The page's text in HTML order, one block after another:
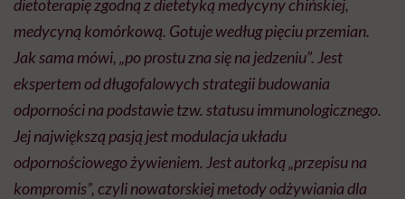
dietoterapię zgodną z dietetyką medycyny chińskiej,
medycyną komórkową. Gotuje według pięciu przemian.
Jak sama mówi, „po prostu zna się na jedzeniu”. Jest
ekspertem od długofalowych strategii budowania
odporności na podstawie tzw. statusu immunologicznego.
Jej największą pasją jest modulacja układu
odpornościowego żywieniem. Jest autorką „przepisu na
kompromis”, czyli nowatorskiej metody odżywiania dla